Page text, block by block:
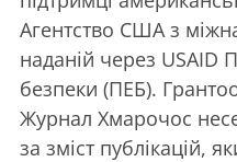
Агентство США з
наданій через USAID
безпеки (ПЕБ).
Журнал Хмарочос
за зміст публікацій,